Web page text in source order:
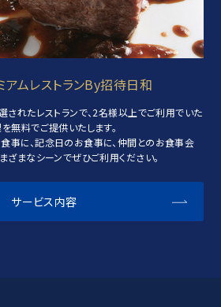
アムレストランBy招待日和
れたレストランで、2名様以上でご利用でいた
無料でご提供いたします。
事に、記念日のお食事に、仲間とのお食事会
ざまなシーンでぜひご利用ください。
サービス内容